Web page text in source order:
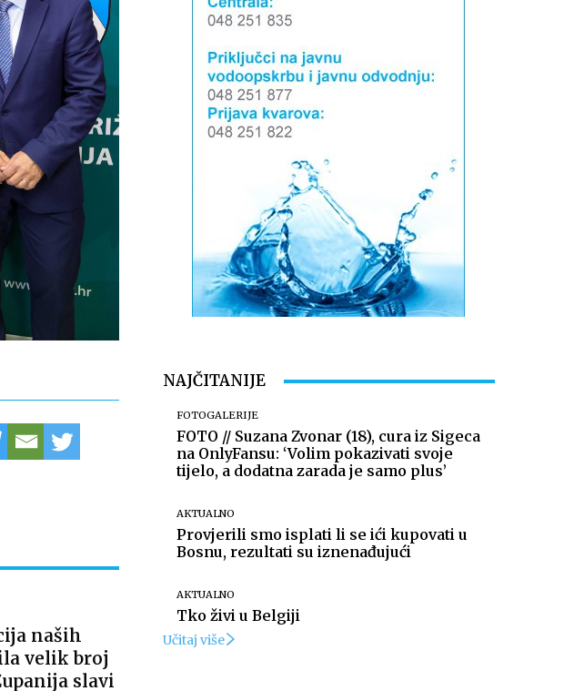
naših
velik broj
slavi
NAJČITANIJE
FOTOGALERIJE
FOTO // Suzana Zvonar (18), cura iz Sigeca
na OnlyFansu: ‘Volim pokazivati svoje
tijelo, a dodatna zarada je samo plus’
AKTUALNO
Provjerili smo isplati li se ići kupovati u
Bosnu, rezultati su iznenađujući
AKTUALNO
Tko živi u Belgiji
Učitaj više